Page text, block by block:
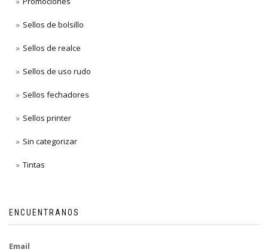
Sellos de bolsillo
Sellos de realce
Sellos de uso rudo
Sellos fechadores
Sellos printer
Sin categorizar
Tintas
ENCUENTRANOS
Email